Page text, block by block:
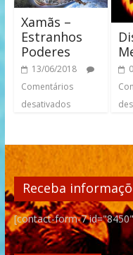
Xamãs –
Estranhos
Poderes
13/06/2018
Comentários
desativados
Receba
[contact-form-7